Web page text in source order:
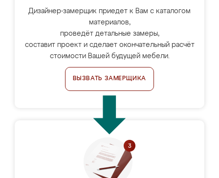
Дизайнер-замерщик приедет к Вам с каталогом
материалов,
проведёт детальные замеры,
составит проект и сделает окончательный расчёт
стоимости Вашей будущей мебели.
ВЫЗВАТЬ ЗАМЕРЩИКА